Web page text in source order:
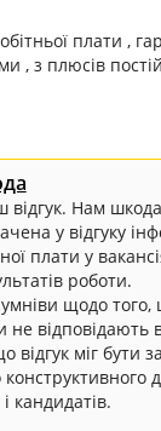
плати ,
, з плюсів
відгук. Нам
у відгуку
плати у
роботи.
щодо того,
не
відгук міг бути
кандидатів.